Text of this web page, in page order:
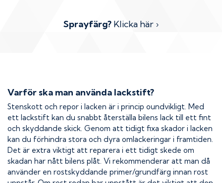
Sprayfärg? Klicka här ›
Varför ska man använda lackstift?
Stenskott och repor i lacken är i princip oundvikligt. Med
ett lackstift kan du snabbt återställa bilens lack till ett fint
och skyddande skick. Genom att tidigt fixa skador i lacken
kan du förhindra stora och dyra omlackeringar i framtiden.
Det är extra viktigt att reparera i ett tidigt skede om
skadan har nått bilens plåt. Vi rekommenderar att man då
använder en rostskyddande primer/grundfärg innan rost